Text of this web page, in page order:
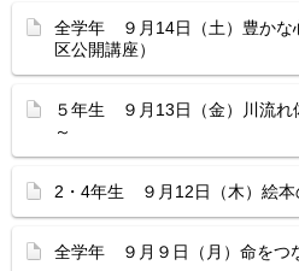
全学年 ９月14日（土）豊かな
区公開講座）
５年生 ９月13日（金）川流れ
～
2・4年生 ９月12日（木）絵
全学年 ９月９日（月）命をつ